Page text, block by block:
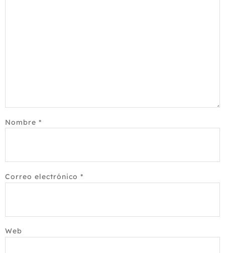
Nombre *
Correo electrónico *
Web